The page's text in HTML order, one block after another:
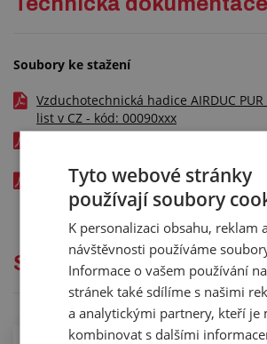
Soubory ke stažení
Vzduchotechnická hadice AIRDUC
list v CZ - kód: 00090xxx
Vzduchotechnická hadice AIRDUC
report v EN - kód: 00090xxx
Služby
Tyto webové stránky
používají soubory
K personalizaci obsahu, reklam
návštěvnosti používáme
Informace o vašem používání
stránek také sdílíme s našimi
a analytickými partnery, kteří je
kombinovat s dalšími